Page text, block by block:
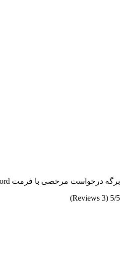
برگه درخواست مرخصی با فرمت word
5/5
(3 Reviews)